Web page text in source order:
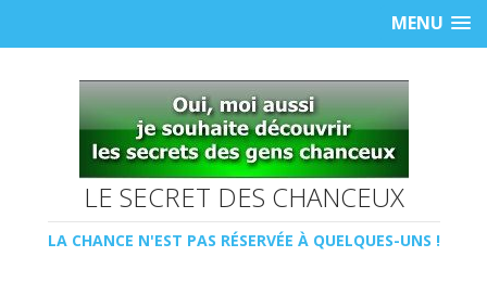
MENU
LE SECRET DES CHANCEUX
LA CHANCE N'EST PAS RÉSERVÉE À QUELQUES-UNS !